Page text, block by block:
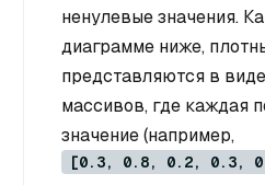
ненулевые значения.
диаграмме ниже,
представляются в
массивов, где каждая
значение (например,
[0.3, 0.8, 0.2, 0.3,